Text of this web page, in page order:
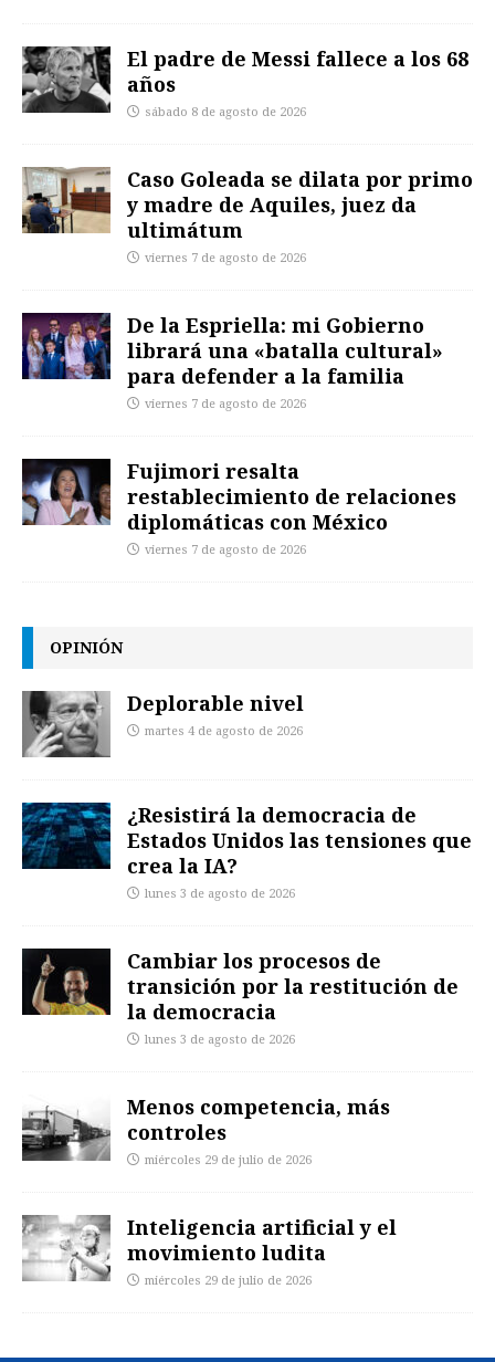
El padre de Messi fallece a los 68
años
sábado 8 de agosto de 2026
Caso Goleada se dilata por primo
y madre de Aquiles, juez da
ultimátum
viernes 7 de agosto de 2026
De la Espriella: mi Gobierno
librará una «batalla cultural»
para defender a la familia
viernes 7 de agosto de 2026
Fujimori resalta
restablecimiento de relaciones
diplomáticas con México
viernes 7 de agosto de 2026
OPINIÓN
Deplorable nivel
martes 4 de agosto de 2026
¿Resistirá la democracia de
Estados Unidos las tensiones que
crea la IA?
lunes 3 de agosto de 2026
Cambiar los procesos de
transición por la restitución de
la democracia
lunes 3 de agosto de 2026
Menos competencia, más
controles
miércoles 29 de julio de 2026
Inteligencia artificial y el
movimiento ludita
miércoles 29 de julio de 2026